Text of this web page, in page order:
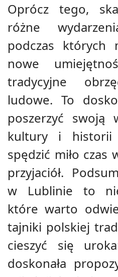
Oprócz tego,
różne
podczas których
nowe
tradycyjne
ludowe. To
poszerzyć swoją
kultury i historii
spędzić miło
przyjaciół.
w Lublinie to
które warto
tajniki polskiej
cieszyć się
doskonała